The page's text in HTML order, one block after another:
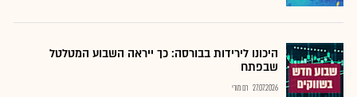
היכונו לירידות בבורסה: כך ייראה השבוע המטלטל
שבפתח
27.07.2026 רם מורי